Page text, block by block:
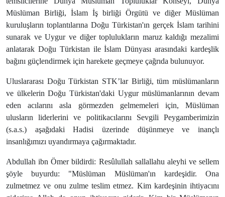
Müslüman Birliği, İslam İş birliği Örgütü ve diğer Müslüman
kuruluşların toplantılarına Doğu Türkistan'ın gerçek İslam tarihini
sunarak ve Uygur ve diğer toplulukların maruz kaldığı mezalimi
anlatarak Doğu Türkistan ile İslam Dünyası arasındaki kardeşlik
bağını güçlendirmek için harekete geçmeye çağrıda bulunuyor.
Uluslararası Doğu Türkistan STK’lar Birliği, tüm müslümanların
ve ülkelerin Doğu Türkistan'daki Uygur müslümanlarının devam
eden acılarını asla görmezden gelmemeleri için, Müslüman
ulusların liderlerini ve politikacılarını Sevgili Peygamberimizin
(s.a.s.) aşağıdaki Hadisi üzerinde düşünmeye ve inançlı
insanlığımızı uyandırmaya çağırmaktadır.
Abdullah ibn Ömer bildirdi: Resûlullah sallallahu aleyhi ve sellem
şöyle buyurdu: "Müslüman Müslüman'ın kardeşidir. Ona
zulmetmez ve onu zulme teslim etmez. Kim kardeşinin ihtiyacını